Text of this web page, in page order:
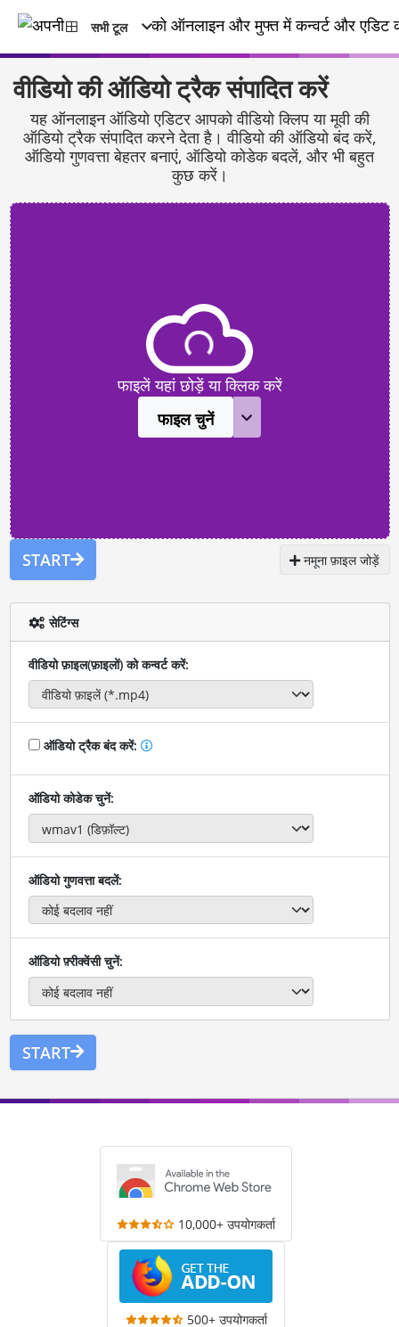
सभी टूल
वीडियो की ऑडियो ट्रैक संपादित करें
यह ऑनलाइन ऑडियो एडिटर आपको वीडियो क्लिप या मूवी की
ऑडियो ट्रैक संपादित करने देता है। वीडियो की ऑडियो बंद करें,
ऑडियो गुणवत्ता बेहतर बनाएं, ऑडियो कोडेक बदलें, और भी बहुत
कुछ करें।
फाइलें यहां छोड़ें या क्लिक करें
फाइल चुनें
START नमूना फ़ाइल जोड़ें
सेटिंग्स
वीडियो फ़ाइल(फ़ाइलों) को कन्वर्ट करें:
ऑडियो ट्रैक बंद करें:
ऑडियो कोडेक चुनें:
ऑडियो गुणवत्ता बदलें:
ऑडियो फ़्रीक्वेंसी चुनें:
START
10,000+ उपयोगकर्ता
500+ उपयोगकर्ता